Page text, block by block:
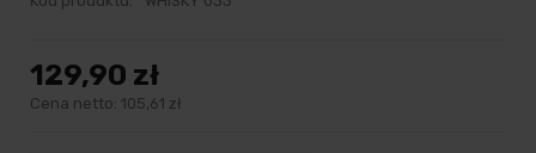
129,90 zł
Cena netto: 105,61 zł